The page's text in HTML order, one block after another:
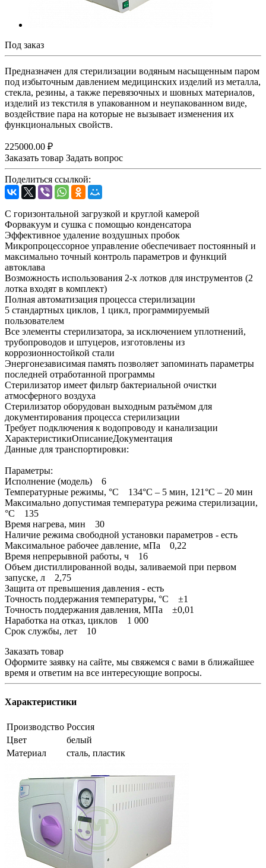
Под заказ
Предназначен для стерилизации водяным насыщенным паром
под избыточным давлением медицинских изделий из металла,
стекла, резины, а также перевязочных и шовных материалов,
изделий из текстиля в упакованном и неупакованном виде,
воздействие пара на которые не вызывает изменения их
функциональных свойств.
225000.00 ₽
Заказать товар Задать вопрос
Поделиться ссылкой:
С горизонтальной загрузкой и круглой камерой
Форвакуум и сушка с помощью конденсатора
Эффективное удаление воздушных пробок
Микропроцессорное управление обеспечивает постоянный и
максимально точный контроль параметров и функций
автоклава
Возможность использования 2-х лотков для инструментов (2
лотка входят в комплект)
Полная автоматизация процесса стерилизации
5 стандартных циклов, 1 цикл, программируемый
пользователем
Все элементы стерилизатора, за исключением уплотнений,
трубопроводов и штуцеров, изготовлены из
коррозионностойкой стали
Энергонезависимая память позволяет запоминать параметры
последней отработанной программы
Стерилизатор имеет фильтр бактериальной очистки
атмосферного воздуха
Стерилизатор оборудован выходным разъёмом для
документирования процесса стерилизации
Требует подключения к водопроводу и канализации
ХарактеристикиОписаниеДокументация
Данные для транспортировки:
Параметры:
Исполнение (модель) 6
Температурные режимы, °С 134°С – 5 мин, 121°С – 20 мин
Максимально допустимая температура режима стерилизации,
°С 135
Время нагрева, мин 30
Наличие режима свободной установки параметров - есть
Максимальное рабочее давление, мПа 0,22
Время непрерывной работы, ч 16
Объем дистиллированной воды, заливаемой при первом
запуске, л 2,75
Защита от превышения давления - есть
Точность поддержания температуры, °С ±1
Точность поддержания давления, МПа ±0,01
Наработка на отказ, циклов 1 000
Срок службы, лет 10
Заказать товар
Оформите заявку на сайте, мы свяжемся с вами в ближайшее
время и ответим на все интересующие вопросы.
Характеристики
Производство Россия
Цвет
белый
Материал
сталь, пластик